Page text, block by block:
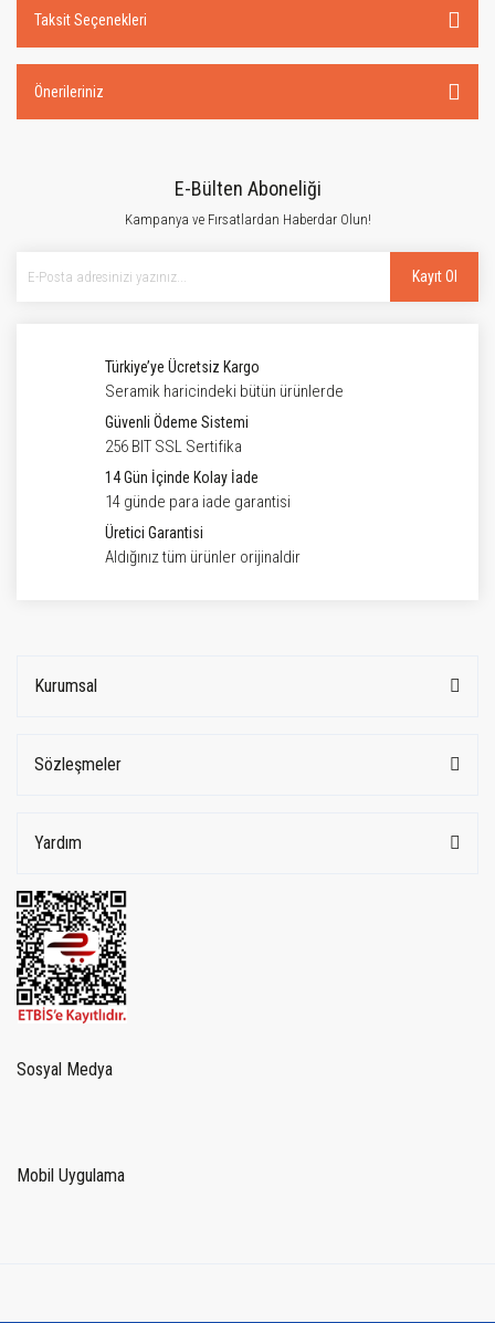
Taksit Seçenekleri
Önerileriniz
E-Bülten Aboneliği
Kampanya ve Fırsatlardan Haberdar Olun!
Kayıt Ol
Türkiye’ye Ücretsiz Kargo
Seramik haricindeki bütün ürünlerde
Güvenli Ödeme Sistemi
256 BIT SSL Sertifika
14 Gün İçinde Kolay İade
14 günde para iade garantisi
Üretici Garantisi
Aldığınız tüm ürünler orijinaldir
Kurumsal
Sözleşmeler
Yardım
Sosyal Medya
Mobil Uygulama